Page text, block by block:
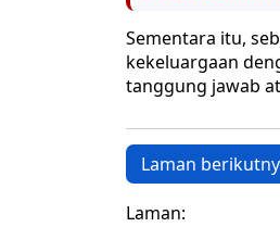
Sementara itu,
kekeluargaan
tanggung jawab
Laman
Laman: